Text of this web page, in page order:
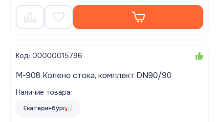
Код: 00000015796
M-908 Колено стока, комплект DN90/90
Наличие товара:
Екатеринбург